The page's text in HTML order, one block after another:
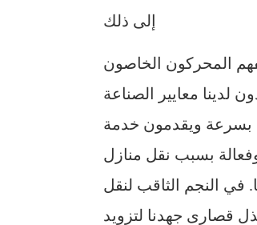
إلى ذلك
المحركون الخاصون
لدينا معايير الصناعة
بسرعة ويقدمون خدمة
بسبب نقل منازل
في النجم الثاقب لنقل
قصارى جهدنا لتزويد